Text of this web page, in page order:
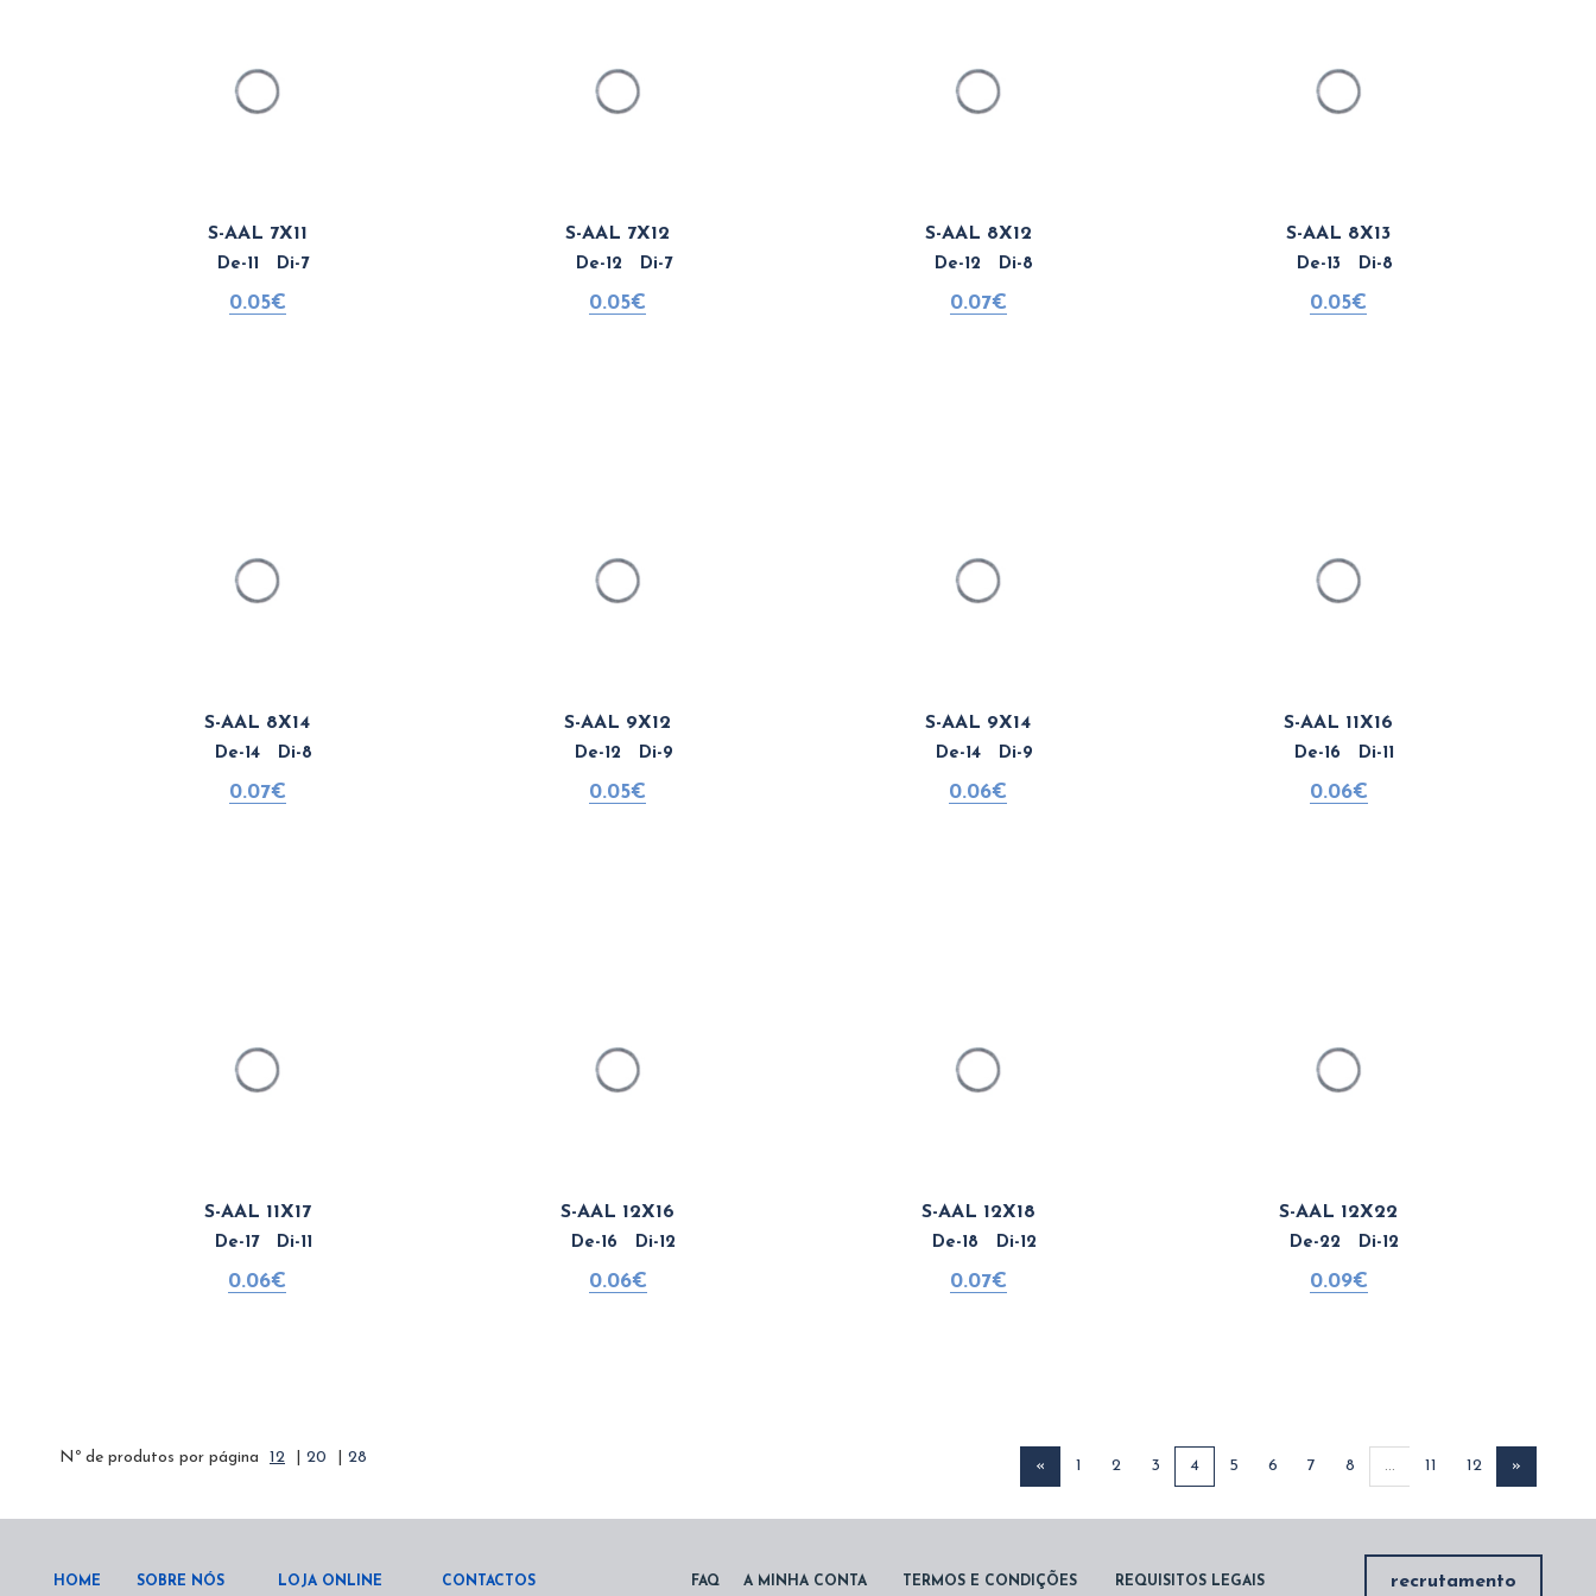
S-AAL 7X11
De-11 Di-7
0.05€
S-AAL 7X12
De-12 Di-7
0.05€
S-AAL 8X12
De-12 Di-8
0.07€
S-AAL 8X13
De-13 Di-8
0.05€
S-AAL 8X14
De-14 Di-8
0.07€
S-AAL 9X12
De-12 Di-9
0.05€
S-AAL 9X14
De-14 Di-9
0.06€
S-AAL 11X16
De-16 Di-11
0.06€
S-AAL 11X17
De-17 Di-11
0.06€
S-AAL 12X16
De-16 Di-12
0.06€
S-AAL 12X18
De-18 Di-12
0.07€
S-AAL 12X22
De-22 Di-12
0.09€
Nº de produtos por página 12 20 28 « 1 2 3 4 5 6 7 8 ... 11 12 »
HOME SOBRE NÓS LOJA ONLINE CONTACTOS FAQ A MINHA CONTA TERMOS E CONDIÇÕES REQUISITOS LEGAIS recrutamento